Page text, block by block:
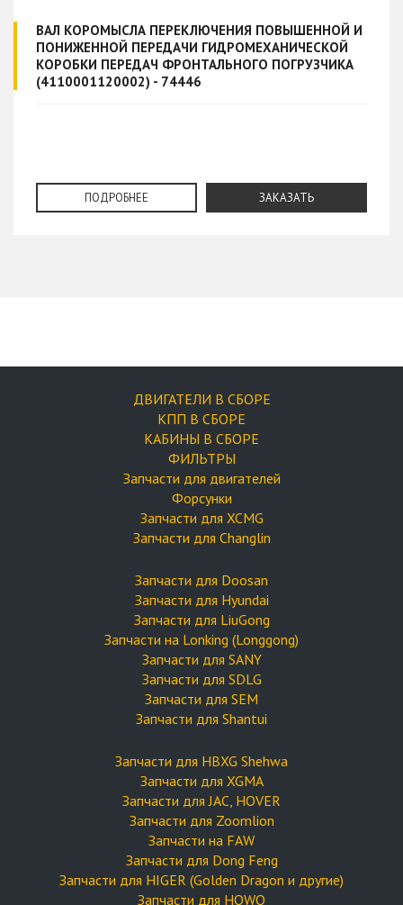
ВАЛ КОРОМЫСЛА ПЕРЕКЛЮЧЕНИЯ ПОВЫШЕННОЙ И
ПОНИЖЕННОЙ ПЕРЕДАЧИ ГИДРОМЕХАНИЧЕСКОЙ
КОРОБКИ ПЕРЕДАЧ ФРОНТАЛЬНОГО ПОГРУЗЧИКА
(4110001120002) - 74446
ПОДРОБНЕЕ ЗАКАЗАТЬ
ДВИГАТЕЛИ В СБОРЕ
КПП В СБОРЕ
КАБИНЫ В СБОРЕ
ФИЛЬТРЫ
Запчасти для двигателей
Форсунки
Запчасти для XCMG
Запчасти для Changlin
Запчасти для Doosan
Запчасти для Hyundai
Запчасти для LiuGong
Запчасти на Lonking (Longgong)
Запчасти для SANY
Запчасти для SDLG
Запчасти для SEM
Запчасти для Shantui
Запчасти для HBXG Shehwa
Запчасти для XGMA
Запчасти для JAC, HOVER
Запчасти для Zoomlion
Запчасти на FAW
Запчасти для Dong Feng
Запчасти для HIGER (Golden Dragon и другие)
Запчасти для HOWO